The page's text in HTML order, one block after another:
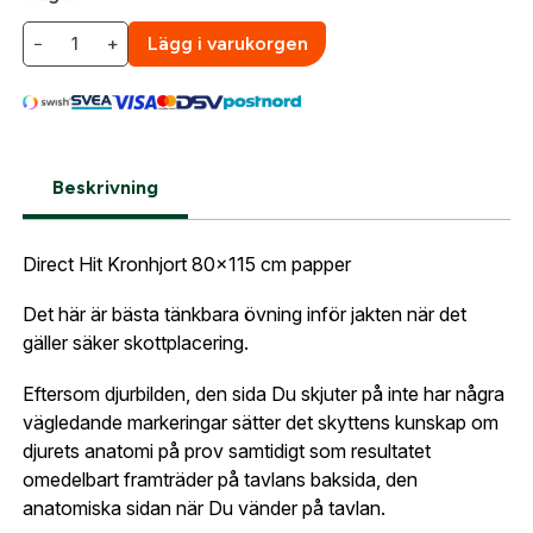
− + Lägg i varukorgen
Beskrivning
Direct Hit Kronhjort 80x115 cm papper
Det här är bästa tänkbara övning inför jakten när det
gäller säker skottplacering.
Eftersom djurbilden, den sida Du skjuter på inte har några
vägledande markeringar sätter det skyttens kunskap om
djurets anatomi på prov samtidigt som resultatet
omedelbart framträder på tavlans baksida, den
anatomiska sidan när Du vänder på tavlan.
Lösenord:
Skapa konto och handla enklare
Är du företag eller förening?Med ett eget
konto hos oss får du snabbare utcheckning,
översikt över dina beställningar och sparade
Leverans & fakturaadress
Gatuadress: *
Postnummer:*
Ort:*
Telefon:*
Land:*
Fyll i din e-post adress nedan så kontaktar vi dig
Kronhjort Direct Hit Papper
Jag godkänner att mina uppgifter sparas enligt
integritetspolicyn.
Bevaka